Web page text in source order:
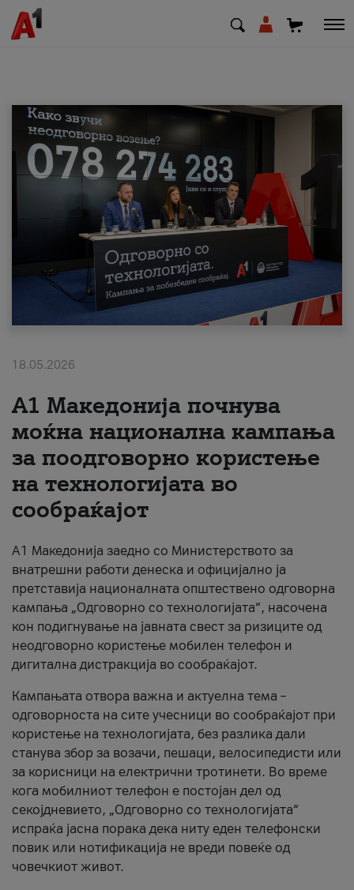
МК EN SQ
Деловни
Поддршка
Надополни кредит
#ПодобарОнлајн
18.05.2026
A1 Македонија почнува
моќна национална кампања
за поодговорно користење
на технологијата во
сообраќајот
A1 Македонија заедно со Министерството за
внатрешни работи денеска и официјално ја
претставија националната општествено одговорна
кампања „Одговорно со технологијата“, насочена
кон подигнување на јавната свест за ризиците од
неодговорно користење мобилен телефон и
дигитална дистракција во сообраќајот.
Кампањата отвора важна и актуелна тема –
одговорноста на сите учесници во сообраќајот при
користење на технологијата, без разлика дали
станува збор за возачи, пешаци, велосипедисти или
за корисници на електрични тротинети. Во време
кога мобилниот телефон е постојан дел од
секојдневието, „Одговорно со технологијата“
испраќа јасна порака дека ниту еден телефонски
повик или нотификација не вреди повеќе од
човечкиот живот.